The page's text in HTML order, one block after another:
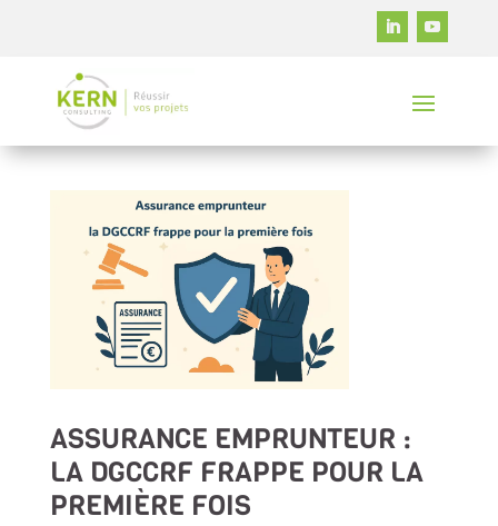
ASSURANCE EMPRUNTEUR :
LA DGCCRF FRAPPE POUR LA
PREMIÈRE FOIS